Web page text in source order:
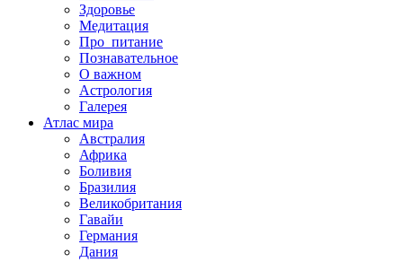
Здоровье
Медитация
Про_питание
Познавательное
О важном
Астрология
Галерея
Атлас мира
Австралия
Африка
Боливия
Бразилия
Великобритания
Гавайи
Германия
Дания